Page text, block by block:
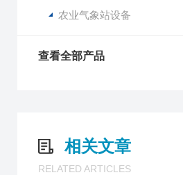
农业气象站设备
查看全部产品
相关文章
RELATED ARTICLES